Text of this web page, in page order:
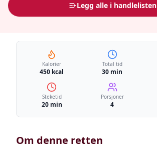
Legg alle i handlelisten
Kalorier
450 kcal
Total tid
30 min
Steketid
20 min
Porsjoner
4
Om denne retten